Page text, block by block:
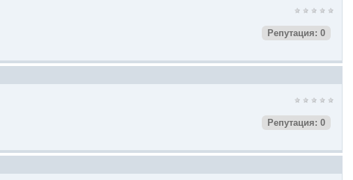
Репутация: 0
Репутация: 0